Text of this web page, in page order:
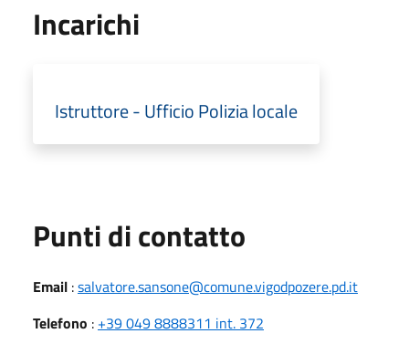
Incarichi
Istruttore - Ufficio Polizia locale
Punti di contatto
Email :salvatore.sansone@comune.vigodpozere.pd.it
Telefono : +39 049 8888311 int. 372